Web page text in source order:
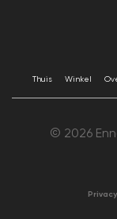
Thuis Winkel
© 2026